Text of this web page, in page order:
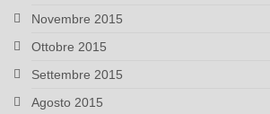
Novembre 2015
Ottobre 2015
Settembre 2015
Agosto 2015